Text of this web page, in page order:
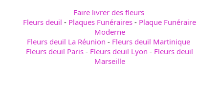
Faire livrer des fleurs
Fleurs deuil - Plaques Funéraires - Plaque Funéraire
Moderne
Fleurs deuil La Réunion - Fleurs deuil Martinique
Fleurs deuil Paris - Fleurs deuil Lyon - Fleurs deuil
Marseille